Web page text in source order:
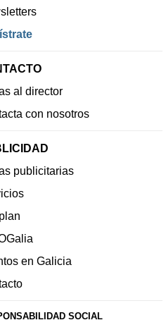
al director
con nosotros
publicitarias
en Galicia
SOCIAL